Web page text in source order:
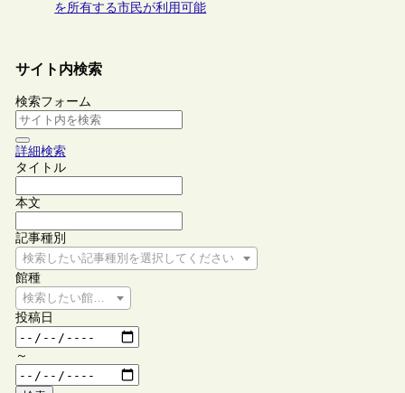
を所有する市民が利用可能
サイト内検索
検索フォーム
詳細検索
タイトル
本文
記事種別
検索したい記事種別を選択してください
館種
検索したい館種を選択してください
投稿日
～